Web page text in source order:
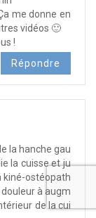
me donne en
vidéos 🙂
!
Répondre
la hanche gau
la cuisse et ju
kiné-ostéopath
à augm
de la cui